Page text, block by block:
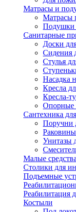
Матрасы и
Матрасы
Подушки
Санитарные
Доски
Сидения
Стулья
Насадка
Кресла
Кресла-
Опорные
Сантехника
Поручни
Унитазы
Малые
Столики для
Подъемные
Реабилитация
Костыли